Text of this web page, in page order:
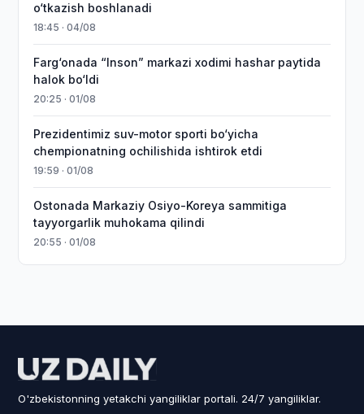
o‘tkazish boshlanadi
18:45 · 04/08
Farg‘onada “Inson” markazi xodimi hashar paytida
halok bo‘ldi
20:25 · 01/08
Prezidentimiz suv-motor sporti bo‘yicha
chempionatning ochilishida ishtirok etdi
19:59 · 01/08
Ostonada Markaziy Osiyo-Koreya sammitiga
tayyorgarlik muhokama qilindi
20:55 · 01/08
O'zbekistonning yetakchi yangiliklar portali. 24/7 yangiliklar.